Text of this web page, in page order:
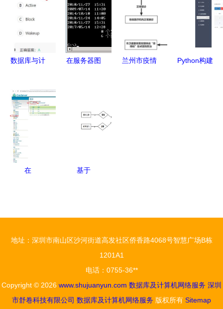
心作用与优
化策略
库与计算机
网络服务的
双保险
框架的毕业
设计项目解
数据库与计
务刷题笔记
精要
在服务器图
详细指南
兰州市疫情
Python构建
在
数据库与计
基于
——一站式
多语言技术
解决方案
地址：深圳市南山区沙河街道高发社区侨香路4068号智慧广场B栋
1201A1
电话：0755-36**
Copyright © 2026 www.shujuanyun.com 数据库及计算机网络服务 深圳
市舒卷科技有限公司 数据库及计算机网络服务 版权所有 Sitemap